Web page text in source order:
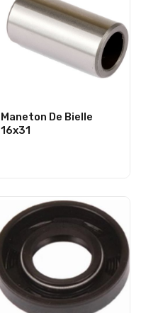
Maneton De Bielle
16x31